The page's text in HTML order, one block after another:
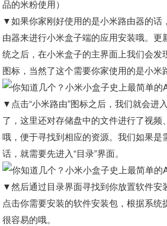
品的米粉使用）
▼如果你家刚好使用的是小米路由器的话
由器来进行小米盒子端的应用安装哦。更
统之后，在小米盒子的主界面上我们会发
图标，当然了这个需要你家使用的是小米
▼点击“小米路由”图标之后，我们就会进
了，这里还对存储盘中的文件进行了视频
哦，便于寻找到相应的资源。我们如果是
话，就需要先进入“目录”界面。
▼然后通过目录界面寻找到你放置软件安
点击你需要安装的软件安装包，根据系统
很容易的哦。